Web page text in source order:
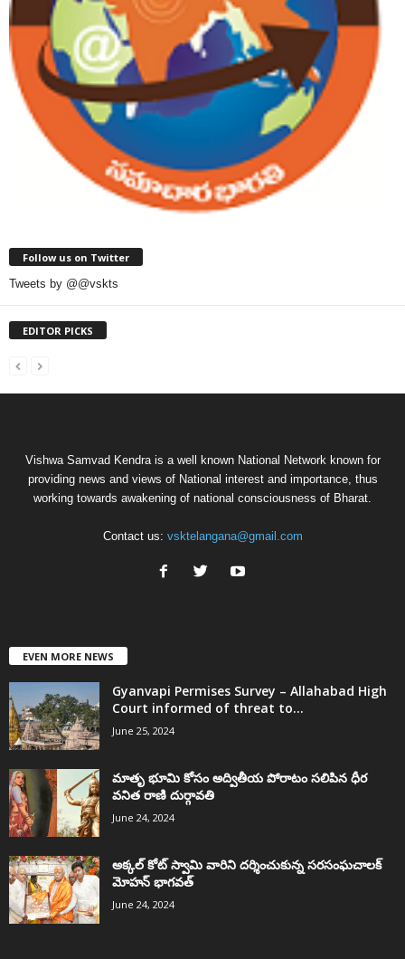
Follow us on Twitter
Tweets by @@vskts
EDITOR PICKS
Vishwa Samvad Kendra is a well known National Network known for
providing news and views of National interest and importance, thus
working towards awakening of national consciousness of Bharat.
Contact us: vsktelangana@gmail.com
EVEN MORE NEWS
Gyanvapi Permises Survey – Allahabad High
Court informed of threat to...
June 25, 2024
మాతృ భూమి కోసం అద్వితీయ పోరాటం సలిపిన ధీర
వనిత రాణి దుర్గావతి
June 24, 2024
అక్కల్‌ కోట్‌ స్వామి వారిని దర్శించుకున్న సరసంఘచాలక్
మోహన్ భాగవత్
June 24, 2024